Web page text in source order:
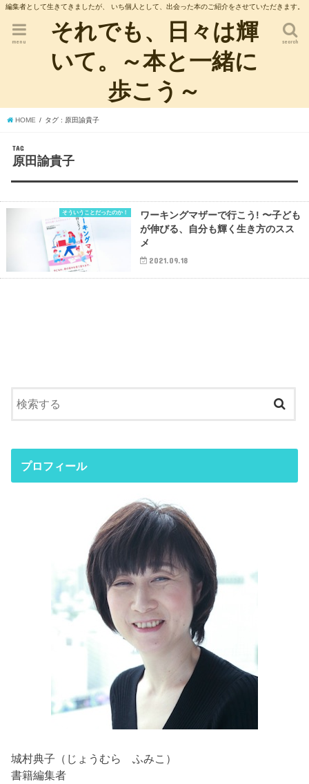
編集者として生きてきましたが、 いち個人として、出会った本のご紹介をさせていただきます。
それでも、日々は輝
いて。～本と一緒に
歩こう～
search
menu
HOME タグ : 原田諭貴子
TAG
原田諭貴子
そういうことだったのか！
ワーキングマザーで行こう! 〜子ども
が伸びる、自分も輝く生き方のスス
メ
2021.09.18
プロフィール
城村典子（じょうむら ふみこ）
書籍編集者